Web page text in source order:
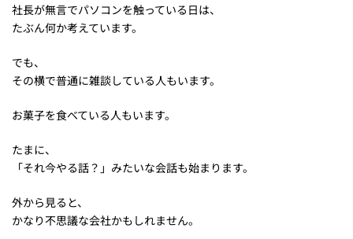
社長が無言でパソコンを触っている日は、
たぶん何か考えています。
でも、
その横で普通に雑談している人もいます。
お菓子を食べている人もいます。
たまに、
「それ今やる話？」みたいな会話も始まります。
外から見ると、
かなり不思議な会社かもしれません。